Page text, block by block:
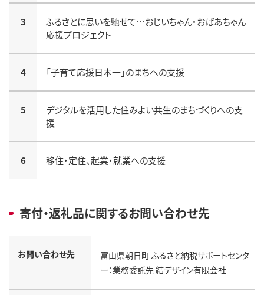
3
ふるさとに思いを馳せて…おじいちゃん・おばあちゃん
応援プロジェクト
4 「子育て応援日本一」のまちへの支援
5
デジタルを活用した住みよい共生のまちづくりへの支
援
6 移住・定住、起業・就業への支援
寄付・返礼品に関するお問い合わせ先
お問い合わせ先
富山県朝日町 ふるさと納税サポートセンタ
ー：業務委託先 結デザイン有限会社